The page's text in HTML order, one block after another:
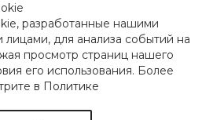
разработанные нашими
лицами, для анализа событий на
просмотр страниц нашего
его использования. Более
в Политике